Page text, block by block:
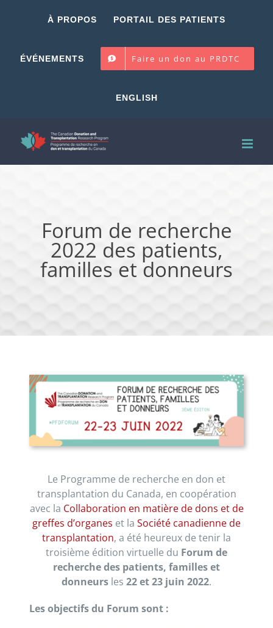
À PROPOS PORTAIL DES PATIENTS
ÉVÉNEMENTS Faire un don au PRDTC
ENGLISH
Forum de recherche
2022 des patients,
familles et donneurs
Le Programme de recherche en don et
transplantation du Canada, en coopération
avec la Collaboration en matière de dons et de
greffes d’organes et la Société canadienne de
transplantation, a été heureux de tenir la
troisième édition virtuelle du Forum de
recherche des patients, familles et
donneurs les 22 et 23 juin 2022.
Les objectifs du Forum sont :